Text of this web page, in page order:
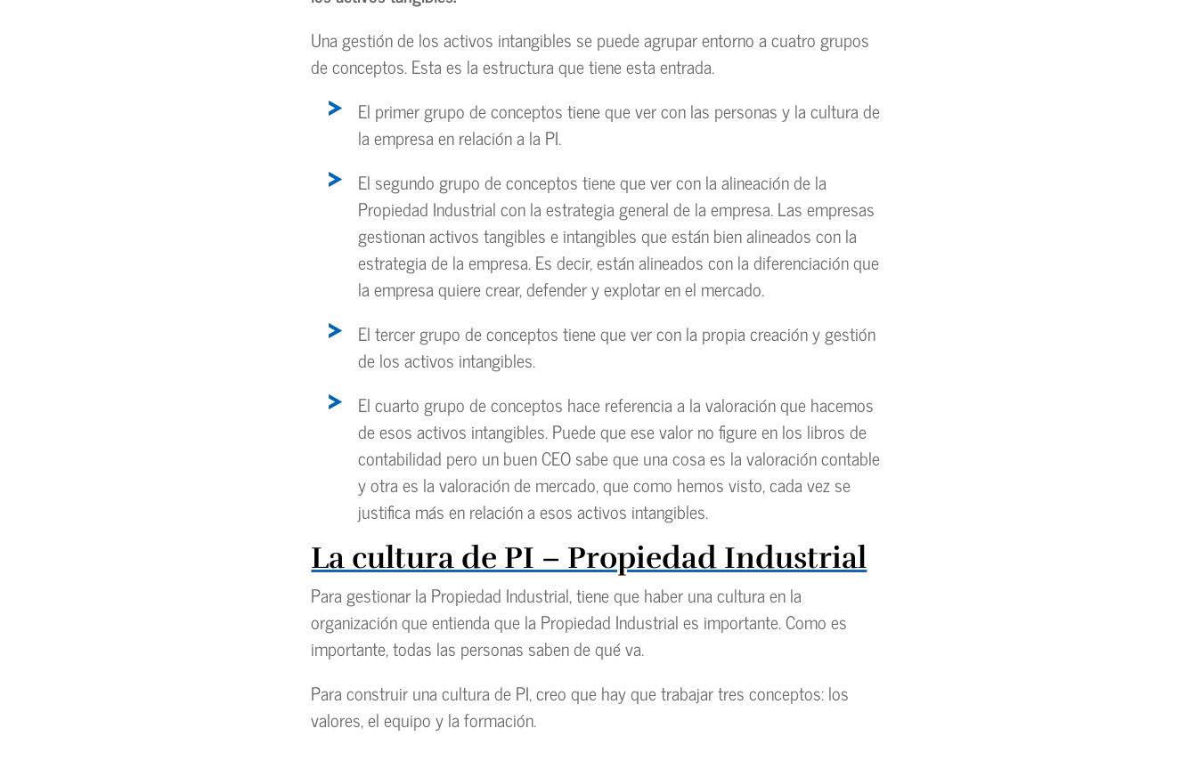
Una gestión de los activos intangibles se puede agrupar entorno a cuatro grupos
de conceptos. Esta es la estructura que tiene esta entrada.
El primer grupo de conceptos tiene que ver con las personas y la cultura de
la empresa en relación a la PI.
El segundo grupo de conceptos tiene que ver con la alineación de la
Propiedad Industrial con la estrategia general de la empresa. Las empresas
gestionan activos tangibles e intangibles que están bien alineados con la
estrategia de la empresa. Es decir, están alineados con la diferenciación que
la empresa quiere crear, defender y explotar en el mercado.
El tercer grupo de conceptos tiene que ver con la propia creación y gestión
de los activos intangibles.
El cuarto grupo de conceptos hace referencia a la valoración que hacemos
de esos activos intangibles. Puede que ese valor no figure en los libros de
contabilidad pero un buen CEO sabe que una cosa es la valoración contable
y otra es la valoración de mercado, que como hemos visto, cada vez se
justifica más en relación a esos activos intangibles.
La cultura de PI – Propiedad Industrial
Para gestionar la Propiedad Industrial, tiene que haber una cultura en la
organización que entienda que la Propiedad Industrial es importante. Como es
importante, todas las personas saben de qué va.
Para construir una cultura de PI, creo que hay que trabajar tres conceptos: los
valores, el equipo y la formación.